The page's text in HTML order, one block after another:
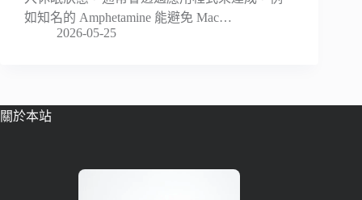
如知名的 Amphetamine 能避免 Mac…
2026-05-25
關於本站